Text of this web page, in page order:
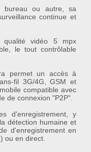
ou autre, sa
continue et
qualité vidéo 5 mpx
, le tout contrôlable
permet un accès à
fil 3G/4G, GSM et
compatible avec
de connexion "P2P".
d'enregistrement, y
détection humaine et
d'enregistrement en
ou en direct.